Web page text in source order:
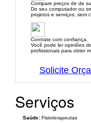
Compare preços de de
Do seu computador ou
projetos e serviços, sem
Contrate com confiança.
Você pode ler opiniões
profissionais para obter
Solicite
Serviços
Saúde: Fisioterapeutas